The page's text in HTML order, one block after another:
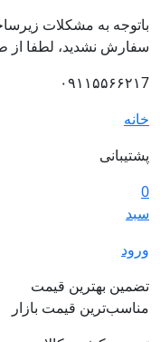
باتوجه به مشکلات
سفارش نشدید، لطفا از
۰۹۱۱۵۵۶۶۲۱7
خانه
پشتیبانی
0
سبد
ورود
تضمین بهترین قیمت
مناسب‌ترین قیمت بازار